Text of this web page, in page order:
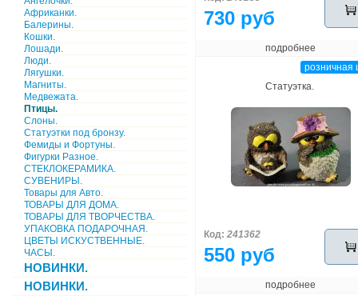
Африканки.
Балерины.
Кошки.
Лошади.
Люди.
Лягушки.
Магниты.
Медвежата.
Птицы.
Слоны.
Статуэтки под бронзу.
Фемиды и Фортуны.
Фигурки Разное.
СТЕКЛОКЕРАМИКА.
СУВЕНИРЫ.
Товары для Авто.
ТОВАРЫ ДЛЯ ДОМА.
ТОВАРЫ ДЛЯ ТВОРЧЕСТВА.
УПАКОВКА ПОДАРОЧНАЯ.
ЦВЕТЫ ИСКУСТВЕННЫЕ.
ЧАСЫ.
НОВИНКИ.
НОВИНКИ.
730 руб
подробнее
розничная
Статуэтка.
Код: 241362
550 руб
подробнее